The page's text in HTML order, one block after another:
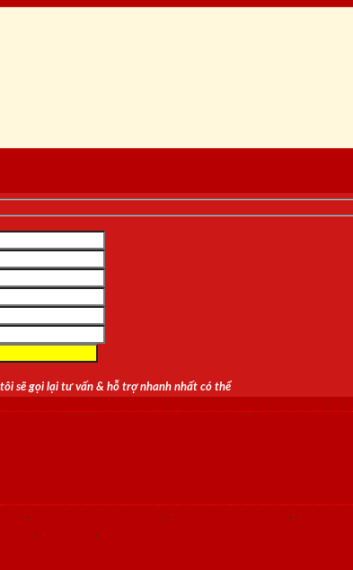
sẽ gọi lại tư vấn & hỗ trợ nhanh nhất có thể
, , ,
, ,